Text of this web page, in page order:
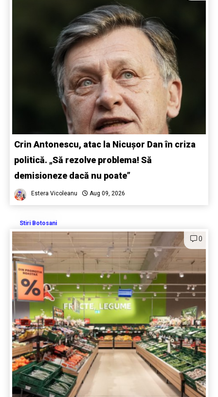
Crin Antonescu, atac la Nicușor Dan în criza
politică. „Să rezolve problema! Să
demisioneze dacă nu poate”
Estera Vicoleanu Aug 09, 2026
Stiri Botosani
0